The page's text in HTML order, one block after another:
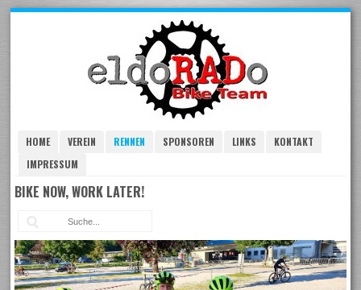
HOME VEREIN RENNEN SPONSOREN LINKS
KONTAKT
IMPRESSUM
BIKE NOW, WORK LATER!